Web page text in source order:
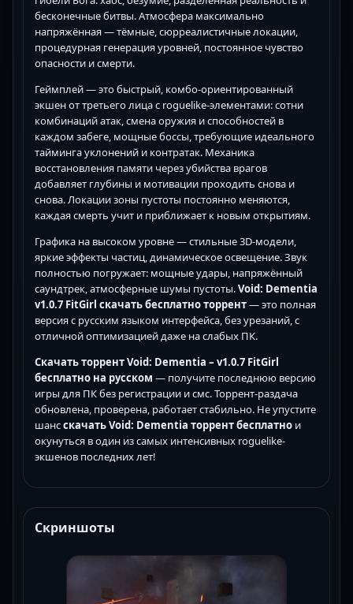
бесконечные битвы. Атмосфера максимально
напряжённая — тёмные, сюрреалистичные локации,
процедурная генерация уровней, постоянное чувство
опасности и смерти.
Геймплей — это быстрый, комбо-ориентированный
экшен от третьего лица с roguelike-элементами: сотни
комбинаций атак, смена оружия и способностей в
каждом забеге, мощные боссы, требующие идеального
тайминга уклонений и контратак. Механика
восстановления памяти через убийства врагов
добавляет глубины и мотивации проходить снова и
снова. Локации зоны пустоты постоянно меняются,
каждая смерть учит и приближает к новым открытиям.
Графика на высоком уровне — стильные 3D-модели,
яркие эффекты частиц, динамическое освещение. Звук
полностью погружает: мощные удары, напряжённый
саундтрек, атмосферные шумы пустоты.Void: Dementia
v1.0.7 FitGirl скачать бесплатно торрент— это полная
версия с русским языком интерфейса, без урезаний, с
отличной оптимизацией даже на слабых ПК.
Скачать торрент Void: Dementia – v1.0.7 FitGirl
бесплатно на русском — получите последнюю версию
игры для ПК без регистрации и смс. Торрент-раздача
обновлена, проверена, работает стабильно. Не упустите
шансскачать Void: Dementia торрент бесплатно и
окунуться в один из самых интенсивных roguelike-
экшенов последних лет!
Скриншоты